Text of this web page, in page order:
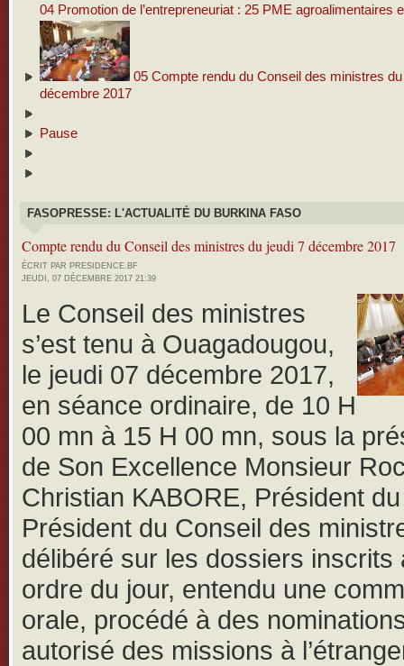
04 Promotion de l’entrepreneuriat : 25 PME agroalimentaires
05 Compte rendu du Conseil des ministres
décembre 2017
Pause
FASOPRESSE: L'ACTUALITÉ DU BURKINA FASO
Compte rendu du Conseil des ministres du jeudi 7 décembre 2017
ÉCRIT PAR PRESIDENCE.BF
JEUDI, 07 DÉCEMBRE 2017 21:39
Le Conseil des ministres
s’est tenu à Ouagadougou,
le jeudi 07 décembre 2017,
en séance ordinaire, de 10 H
00 mn à 15 H 00 mn, sous la
de Son Excellence Monsieur
Christian KABORE, Président
Président du Conseil des
délibéré sur les dossiers inscrits
ordre du jour, entendu une
orale, procédé à des
autorisé des missions à